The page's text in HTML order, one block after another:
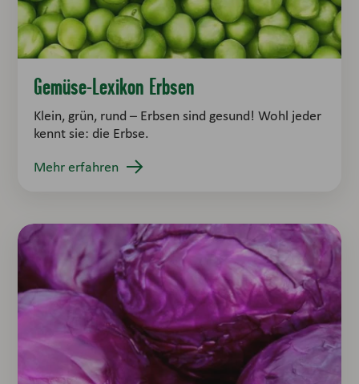
Gemüse-Lexikon Erbsen
Klein, grün, rund – Erbsen sind gesund! Wohl jeder
kennt sie: die Erbse.
Mehr erfahren